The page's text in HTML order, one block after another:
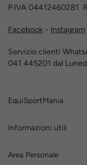
P.IVA 04412460281
Facebook - Instagram
Servizio clienti
041 445201 dal
EquiSportMania
Informazioni utili
Area Personale